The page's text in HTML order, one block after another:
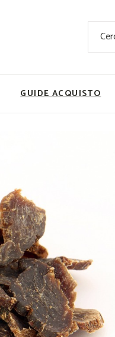
Cerca
GUIDE ACQUISTO
Ricette Facili
Ricette Primi
Ricette Dolci
Ricette Carne
Ricette